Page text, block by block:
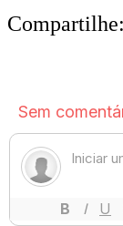
Compartilhe: